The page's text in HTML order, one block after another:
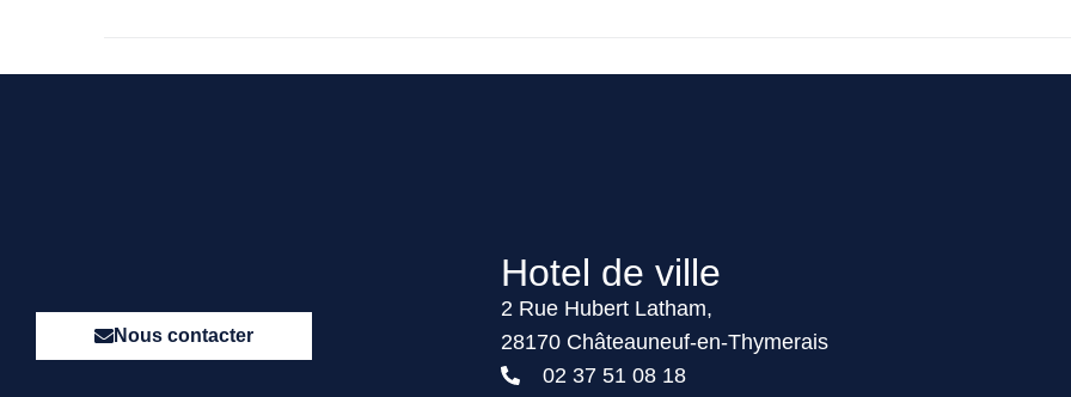
Nous contacter
Hotel de ville
2 Rue Hubert Latham,
28170 Châteauneuf-en-Thymerais
02 37 51 08 18